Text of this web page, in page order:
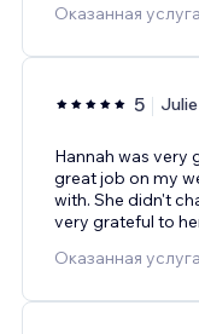
Оказанная
5 Julie
Hannah was very
great job on my
with. She didn't
very grateful to
Оказанная